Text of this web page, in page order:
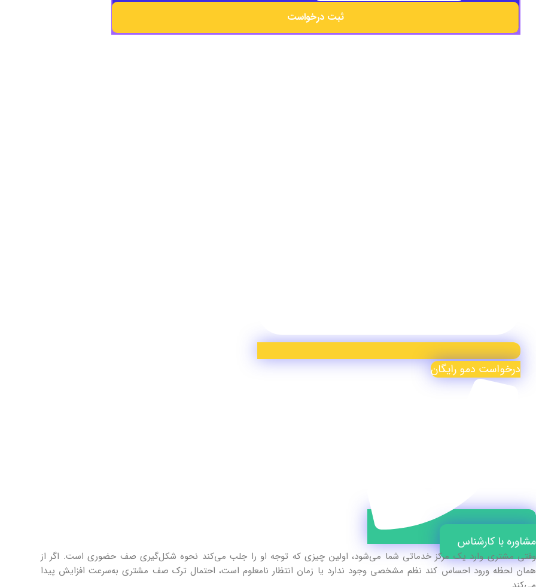
ثبت درخواست
درخواست دمو رایگان
مشاوره با کارشناس
وقتی مشتری وارد یک مرکز خدماتی شما می‌شود، اولین چیزی که توجه او را جلب می‌کند نحوه شکل‌گیری صف حضوری است. اگر از
همان لحظه ورود احساس کند نظم مشخصی وجود ندارد یا زمان انتظار نامعلوم است، احتمال ترک صف مشتری به‌سرعت افزایش پیدا